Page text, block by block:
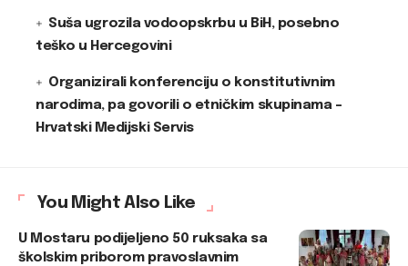
Suša ugrozila vodoopskrbu u BiH, posebno
teško u Hercegovini
Organizirali konferenciju o konstitutivnim
narodima, pa govorili o etničkim skupinama –
Hrvatski Medijski Servis
You Might Also Like
U Mostaru podijeljeno 50 ruksaka sa
školskim priborom pravoslavnim